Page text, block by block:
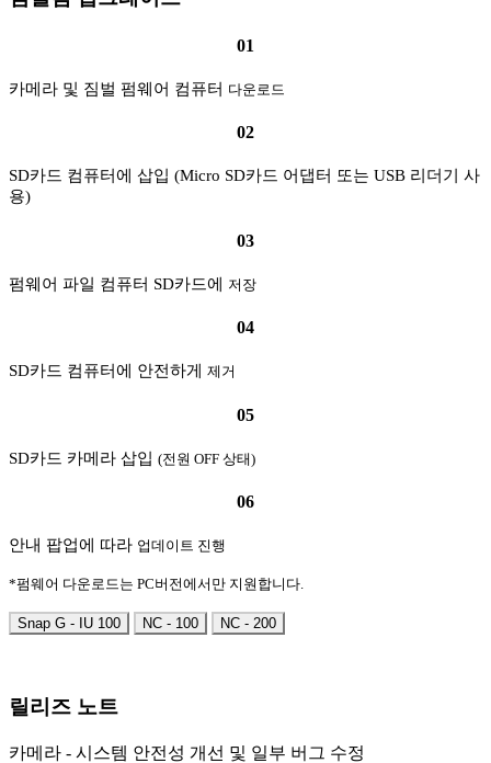
01
카메라 및 짐벌 펌웨어 컴퓨터 다운로드
02
SD카드 컴퓨터에 삽입 (Micro SD카드 어댑터 또는 USB 리더기 사
용)
03
펌웨어 파일 컴퓨터 SD카드에 저장
04
SD카드 컴퓨터에 안전하게 제거
05
SD카드 카메라 삽입 (전원 OFF 상태)
06
안내 팝업에 따라 업데이트 진행
*펌웨어 다운로드는 PC버전에서만 지원합니다.
Snap G - IU 100 NC - 100 NC - 200
릴리즈 노트
카메라 - 시스템 안전성 개선 및 일부 버그 수정